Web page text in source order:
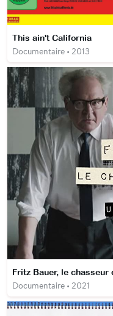
This ain't California
Documentaire • 2013
Documentaire • 2021